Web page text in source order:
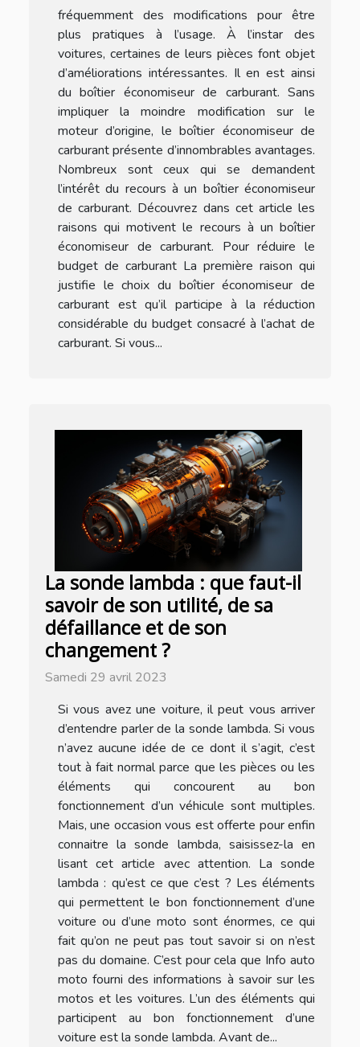
fréquemment des modifications pour être
plus pratiques à l’usage. À l’instar des
voitures, certaines de leurs pièces font objet
d’améliorations intéressantes. Il en est ainsi
du boîtier économiseur de carburant. Sans
impliquer la moindre modification sur le
moteur d’origine, le boîtier économiseur de
carburant présente d’innombrables avantages.
Nombreux sont ceux qui se demandent
l’intérêt du recours à un boîtier économiseur
de carburant. Découvrez dans cet article les
raisons qui motivent le recours à un boîtier
économiseur de carburant. Pour réduire le
budget de carburant La première raison qui
justifie le choix du boîtier économiseur de
carburant est qu’il participe à la réduction
considérable du budget consacré à l’achat de
carburant. Si vous...
La sonde lambda : que faut-il
savoir de son utilité, de sa
défaillance et de son
changement ?
Samedi 29 avril 2023
Si vous avez une voiture, il peut vous arriver
d’entendre parler de la sonde lambda. Si vous
n’avez aucune idée de ce dont il s’agit, c’est
tout à fait normal parce que les pièces ou les
éléments qui concourent au bon
fonctionnement d’un véhicule sont multiples.
Mais, une occasion vous est offerte pour enfin
connaitre la sonde lambda, saisissez-la en
lisant cet article avec attention. La sonde
lambda : qu’est ce que c’est ? Les éléments
qui permettent le bon fonctionnement d’une
voiture ou d’une moto sont énormes, ce qui
fait qu’on ne peut pas tout savoir si on n’est
pas du domaine. C’est pour cela que Info auto
moto fourni des informations à savoir sur les
motos et les voitures. L’un des éléments qui
participent au bon fonctionnement d’une
voiture est la sonde lambda. Avant de...